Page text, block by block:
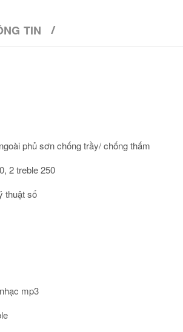
TIN
phủ sơn chống trầy/ chống thấm
2 treble 250
thuật số
mp3